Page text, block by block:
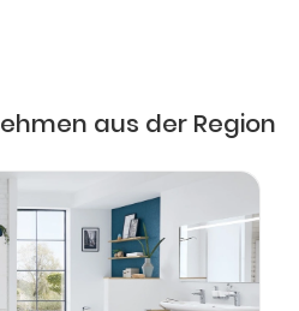
aus der Region